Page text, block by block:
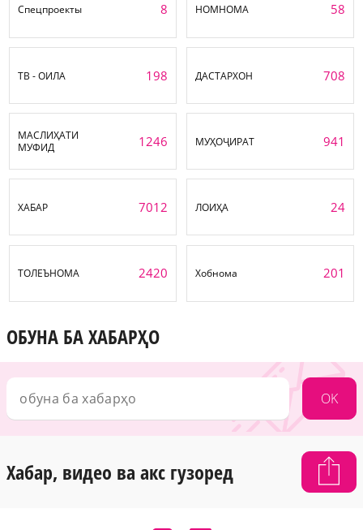
Спецпроекты 8 НОМНОМА 58
ТВ - ОИЛА 198 ДАСТАРХОН 708
МАСЛИҲАТИ
МУФИД
1246 МУҲОҶИРАТ 941
ХАБАР 7012 ЛОИҲА 24
ТОЛЕЪНОМА 2420 Хобнома 201
ОБУНА БА ХАБАРҲО
OK
Хабар, видео ва акс гузоред